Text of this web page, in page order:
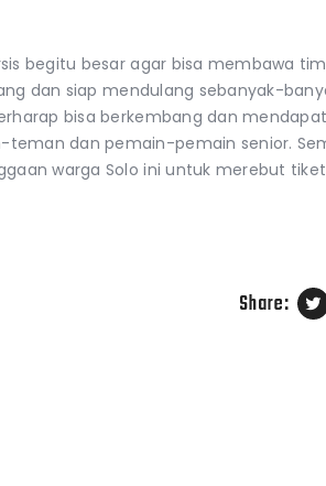
begitu besar agar bisa membawa
dan siap mendulang sebanyak-
bisa berkembang dan
dan pemain-pemain senior.
warga Solo ini untuk merebut tiket
Share: